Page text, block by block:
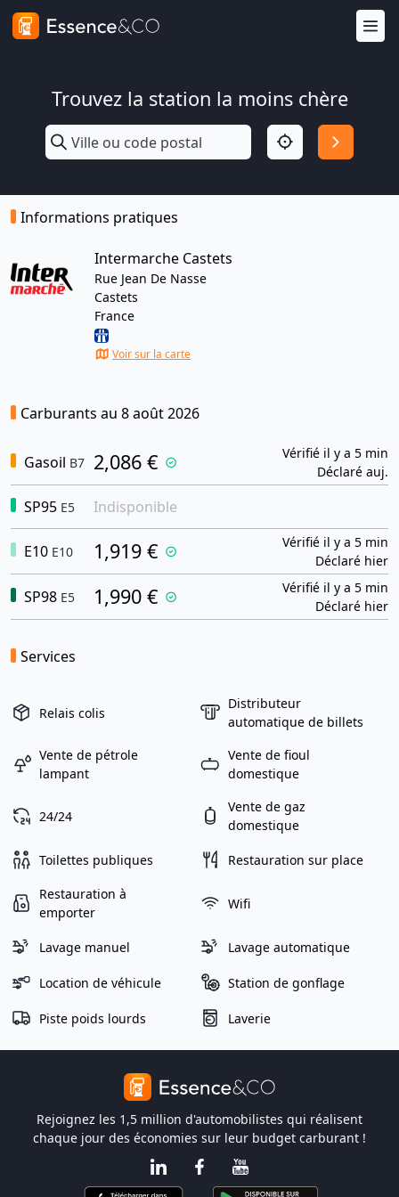
Trouvez la station la moins chère
Informations pratiques
Intermarche Castets
Rue Jean De Nasse
Castets
France
Voir sur la carte
Carburants au 8 août 2026
Gasoil B7 2,086 €
Vérifié il y a 5 min
Déclaré auj.
SP95 E5 Indisponible
E10 E10 1,919 €
Vérifié il y a 5 min
Déclaré hier
SP98 E5 1,990 €
Vérifié il y a 5 min
Déclaré hier
Services
Relais colis
Distributeur
automatique de billets
Vente de pétrole
lampant
Vente de fioul
domestique
24/24
Vente de gaz
domestique
Toilettes publiques Restauration sur place
Restauration à
emporter
Wifi
Lavage manuel Lavage automatique
Location de véhicule Station de gonflage
Piste poids lourds Laverie
Rejoignez les 1,5 million d'automobilistes qui réalisent
chaque jour des économies sur leur budget carburant !